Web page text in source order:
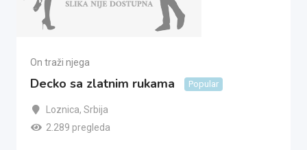
On traži njega
Decko sa zlatnim rukama Popular
Loznica, Srbija
2.289 pregleda